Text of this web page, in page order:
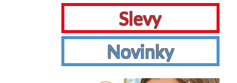
Slevy
Novinky